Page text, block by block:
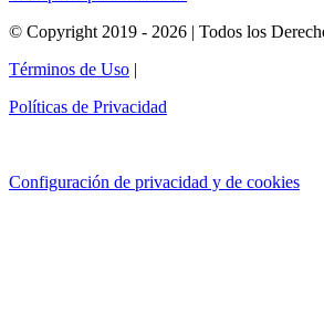
© Copyright 2019 - 2026 | Todos los
Términos de Uso |
Políticas de Privacidad
Configuración de privacidad y de cookies